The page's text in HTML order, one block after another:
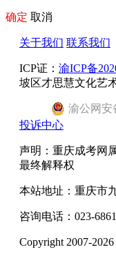
确定 取消
关于我们 联系我们
ICP证： 渝ICP备
坡区才思慧文化艺
渝公网安
投诉中心
声明：重庆成考网
最终解释权
本站地址：重庆市
咨询电话：023-
Copyright 2007-